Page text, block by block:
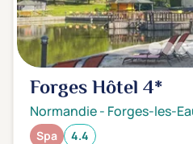
Forges Hôtel4*
Normandie- Forges-les-
Spa 4.4